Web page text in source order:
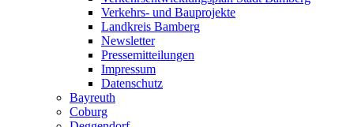
Verkehrs- und Bauprojekte
Landkreis Bamberg
Newsletter
Pressemitteilungen
Impressum
Datenschutz
Bayreuth
Coburg